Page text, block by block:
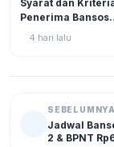
Syarat dan
Penerima Bansos
Rp750.000 Juli
4 hari lalu
SEBELUMNYA
Jadwal
2 & BPNT